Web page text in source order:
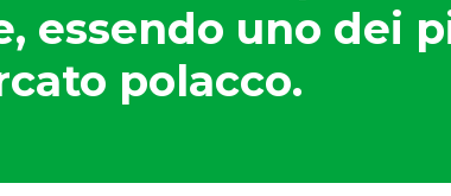
essendo uno dei
polacco.